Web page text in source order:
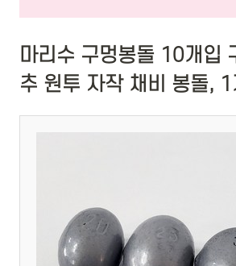
마리수 구멍봉돌 10개입
추 원투 자작 채비 봉돌,